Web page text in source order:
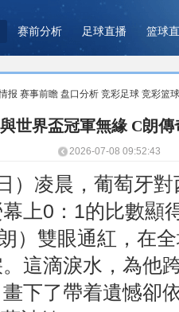
赛前分析 足球直播 篮球
报 赛事前瞻 盘口分析 竞彩足球 竞彩篮球
世界盃冠軍無緣 C朗
2026-07-08 09:52:43
）凌晨，葡萄牙
上0：1的比數顯
）雙眼通紅，在
這滴淚水，為他
下了帶着遺憾卻